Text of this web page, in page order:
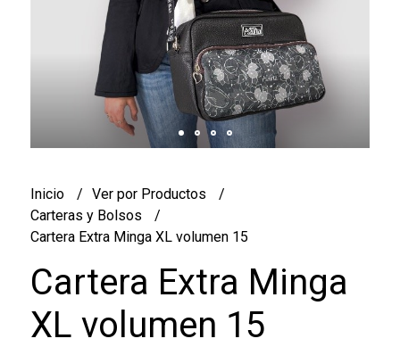
Inicio
Ver por Productos
Carteras y Bolsos
Cartera Extra Minga XL volumen 15
Cartera Extra Minga
XL volumen 15